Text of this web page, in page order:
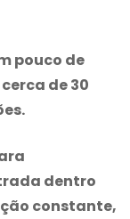
pouco de
de 30
dentro
constante,